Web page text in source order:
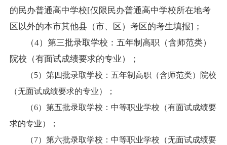
的民办普通高中学校[仅限民办普通高中学校所在地考
区以外的本市其他县（市、区）考区的考生填报]；
（4）第三批录取学校：五年制高职（含师范类）
院校 （有面试成绩要求的专业）；
（5）第四批录取学校：五年制高职（含师范类）院校
（无面试成绩要求的专业）；
（6）第五批录取学校：中等职业学校（有面试成绩要
求的专业）；
（7）第六批录取学校：中等职业学校（无面试成绩要